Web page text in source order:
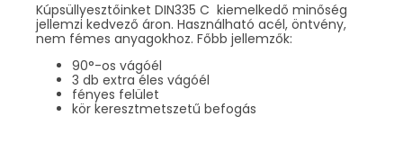
Kúpsüllyesztőinket DIN335 C kiemelkedő minőség
jellemzi kedvező áron. Használható acél, öntvény,
nem fémes anyagokhoz. Főbb jellemzők:
90°-os vágóél
3 db extra éles vágóél
fényes felület
kör keresztmetszetű befogás